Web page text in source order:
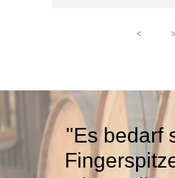
< >
"Es bedarf